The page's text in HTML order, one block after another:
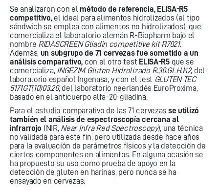
Se analizaron con el método de referencia, ELISA-R5
competitivo, el ideal para alimentos hidrolizados (el tipo
sándwich se emplea con alimentos no hidrolizados), que
comercializa el laboratorio alemán R-Biopharm bajo el
nombre RIDASCREEN Gliadin competitive kit R7021.
Además, un subgrupo de 71 cervezas fue sometido a un
análisis comparativo, con el otro test ELISA-R5que se
comercializa, INGEZIM Gluten Hidrolizado R.30.GLH.K2, del
laboratorio español Ingenasa, y con el test GLUTEN TEC
5171GT(10)03.20, del laboratorio neerlandés EuroProxima,
basado en el anticuerpo alfa-20-gliadina.
Para el estudio comparativo de las 71 cervezas se utilizó
también el análisis de espectroscopía cercana al
infrarrojo (NIR, Near Infra Red Spectroscopy), una técnica
no validada para este fin, pero utilizada desde hace años
para la evaluación de parámetros físicos y la detección de
ciertos componentes en alimentos. En alguna ocasión se
ha propuesto su uso como prueba de apoyo en la
detección de gluten en harinas, pero nunca se ha
ensayado en cervezas.